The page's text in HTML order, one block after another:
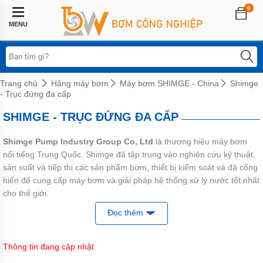
MENU
0
Trang
chủ
Lĩnh
vực
áp
dụng
Hệ
phun
Bơm
tăng
áp
biến
tần
tử
Trang chủ Hãng máy bơm Máy bơm SHIMGE - China
Shimge
- Trục đứng đa cấp
SHIMGE - TRỤC ĐỨNG ĐA CẤP
Shimge Pump Industry Group Co, Ltd là thương hiệu máy bơm
nổi tiếng Trung Quốc. Shimge đã tập trung vào nghiên cứu kỹ thuật,
sản xuất và tiếp thị các sản phẩm bơm, thiết bị kiểm soát và đã cống
hiến để cung cấp máy bơm và giải pháp hệ thống xử lý nước tốt nhất
cho thế giới.
Hiện nay, công ty có năm bộ phận kinh doanh (bao gồm máy bơm
gia đình (chân không - bán chân không), bơm đa tầng cánh trục
ngang - bơm trục đứng đa cấp, bơm ly tâm dân dụng hoặc lưu lượng
Đọc thêm
Thông tin đang cập nhật